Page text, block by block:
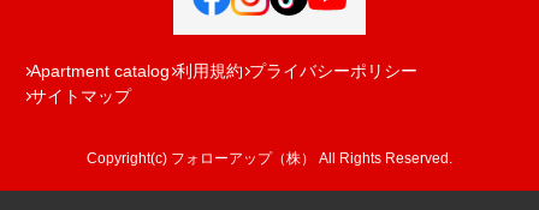
Apartment catalog 利用規約 プライバシーポリシー
サイトマップ
Copyright(c) フォローアップ（株） All Rights Reserved.